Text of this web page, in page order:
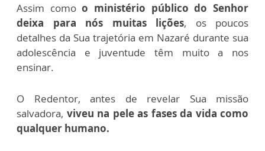
Assim comoo ministério público do Senhor
deixa para nós muitas lições, os poucos
detalhes da Sua trajetória em Nazaré durante sua
adolescência e juventude têm muito a nos
ensinar.
O Redentor, antes de revelar Sua missão
salvadora, viveu na pele as fases da vida como
qualquer humano.